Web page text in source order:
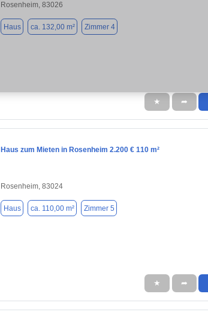
Rosenheim, 83026
Haus ca. 132,00 m² Zimmer 4
★ ➦
Haus zum Mieten in Rosenheim 2.200 € 110 m²
Rosenheim, 83024
Haus ca. 110,00 m² Zimmer 5
★ ➦